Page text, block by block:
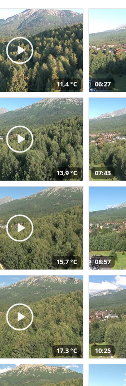
11,4 °C 06:27
13,9 °C 07:43
15,7 °C 08:57
17,3 °C 10:25